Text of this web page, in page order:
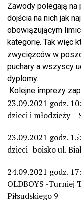
Zawody polegają
dojścia na nich jak
obowiązującym
kategorię. Tak więc
zwycięzców w
puchary a wszyscy
dyplomy.
Kolejne imprezy
23.09.2021 godz.
dzieci i młodzieży
23.09.2021 godz.
dzieci- boisko ul.
24.09.2021 godz.
OLDBOYS -Turniej
Piłsudskiego 9